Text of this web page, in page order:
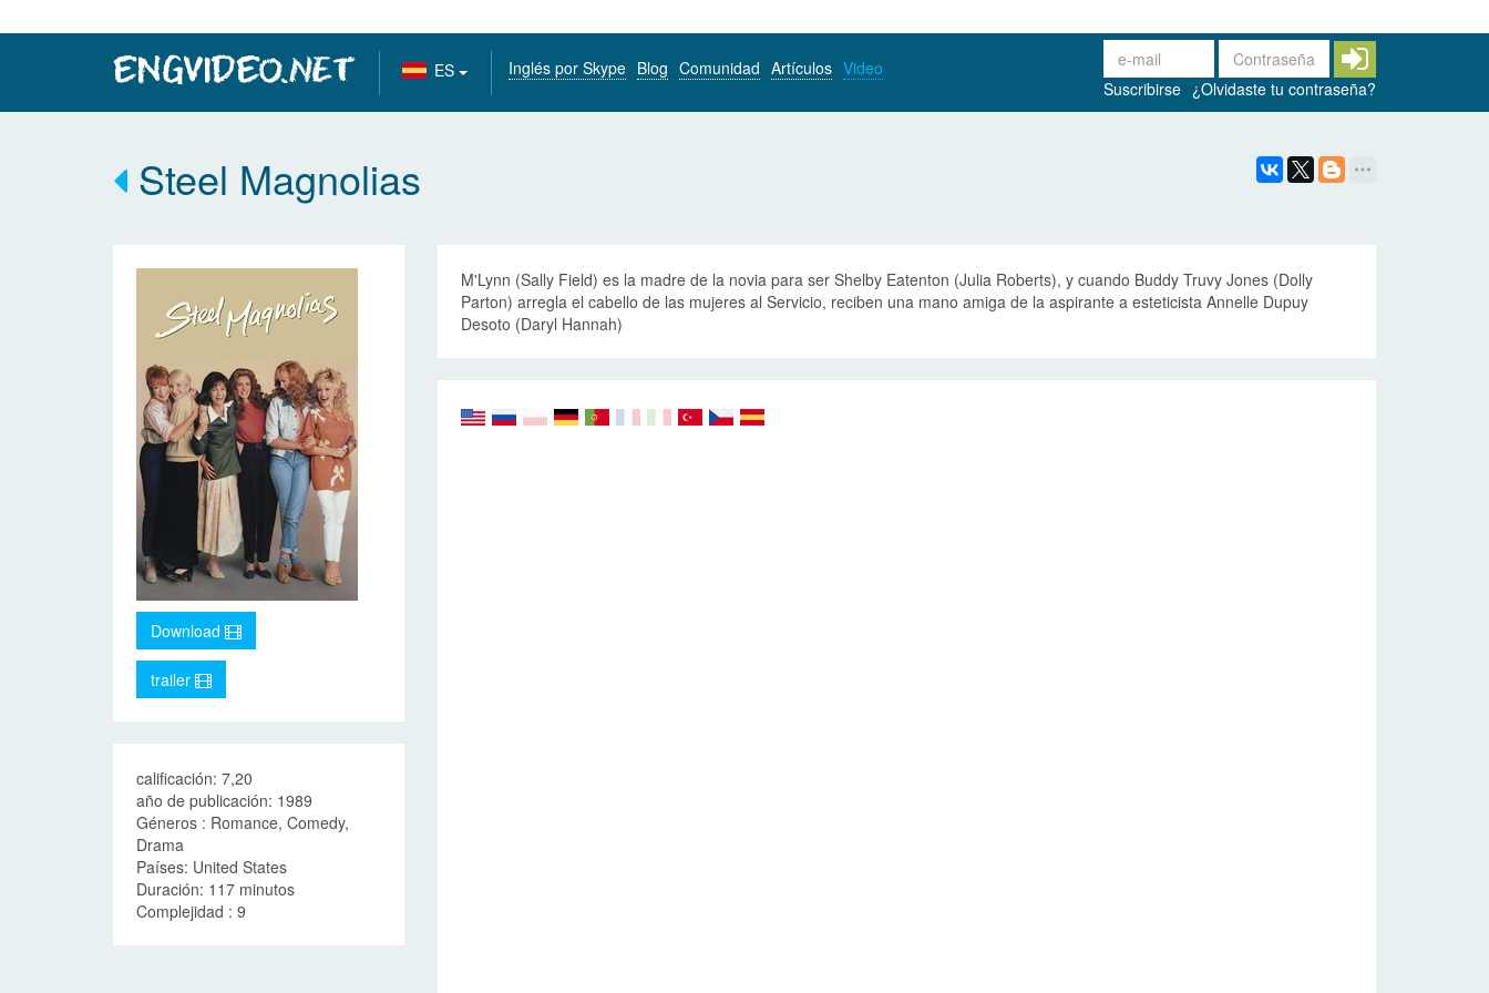
ES Inglés por Skype Blog Comunidad Artículos Video
Suscribirse ¿Olvidaste tu contraseña?
Steel Magnolias
Download
trailer
calificación: 7,20
año de publicación: 1989
Géneros : Romance, Comedy,
Drama
Países: United States
Duración: 117 minutos
Complejidad : 9
M'Lynn (Sally Field) es la madre de la novia para ser Shelby Eatenton (Julia Roberts), y cuando Buddy Truvy Jones (Dolly
Parton) arregla el cabello de las mujeres al Servicio, reciben una mano amiga de la aspirante a esteticista Annelle Dupuy
Desoto (Daryl Hannah)